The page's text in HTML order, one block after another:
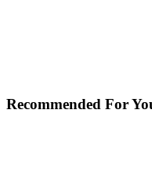
Recommended For